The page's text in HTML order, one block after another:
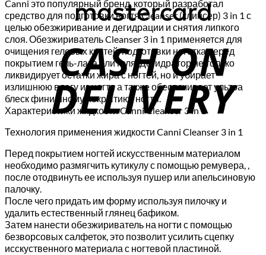
Canni это популярный бренд, который разработал
средство для подготовки ногтя Cleanser (клинсер) 3 in 1 с
целью обезжиривание и дегидрации и снятия липкого
слоя. Обезжириватель Cleanser 3 in 1 применяется для
очищения гелевых кистей, подготовки ноготка перед
покрытием гель-лака или геля. Дегидратор не только
ликвидирует остатки жира с ногтей, но и убирает
излишнюю влагу из ногтя а также обеспечивает ультра
блеск финишному покрытию. ногтя.
Характеристики жидкости Canni Cleanser 3 in 1
Технология применения жидкости Canni Cleanser 3 in 1
Перед покрытием ногтей искусственным материалом
необходимо размягчить кутикулу с помощью ремувера, ,
после отодвинуть ее используя пушер или апельсиновую
палочку.
После чего придать им форму используя пилочку и
удалить естественный глянец бафиком.
Затем нанести обезжириватель на ногти с помощью
безворсовых салфеток, это позволит усилить сцепку
исскуственного материала с ногтевой пластиной.